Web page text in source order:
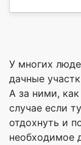
У многих
дачные
А за ними,
случае если
отдохнуть и
необходимое